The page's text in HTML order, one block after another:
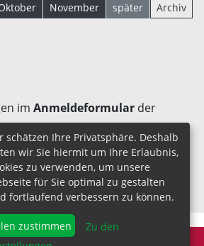
November später Archiv
im Anmeldeformular der
schätzen Ihre Privatsphäre. Deshalb
wir Sie hiermit um Ihre Erlaubnis,
zu verwenden, um unsere
für Sie optimal zu gestalten
fortlaufend verbessern zu können.
zustimmen
Zu den